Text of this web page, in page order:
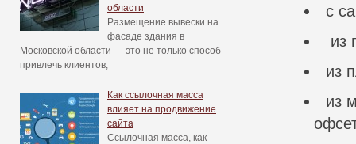
области
Размещение вывески на
фасаде здания в
Московской области — это не только способ
привлечь клиентов,
Как ссылочная масса
влияет на продвижение
сайта
Ссылочная масса, как
с
из
из
из